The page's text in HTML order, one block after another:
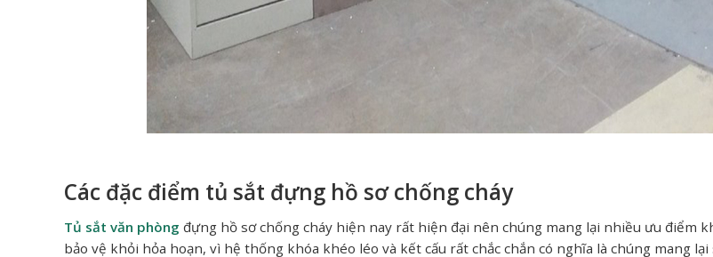
Các đặc điểm tủ sắt đựng hồ sơ chống cháy
Tủ sắt văn phòng đựng hồ sơ chống cháy hiện nay rất hiện đại nên chúng mang lại nhiều ưu điểm
bảo vệ khỏi hỏa hoạn, vì hệ thống khóa khéo léo và kết cấu rất chắc chắn có nghĩa là chúng mang